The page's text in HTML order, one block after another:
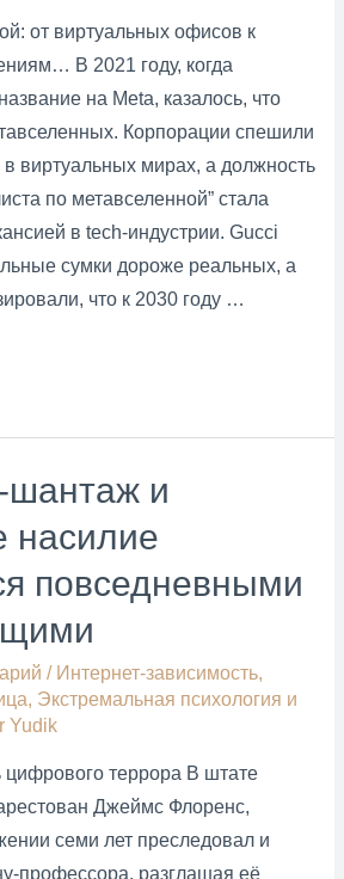
от виртуальных офисов к
В 2021 году, когда
на Meta, казалось, что
Корпорации спешили
в виртуальных мирах, а должность
по метавселенной” стала
в tech-индустрии. Gucci
сумки дороже реальных, а
что к 2030 году …
шантаж и
насилие
повседневными
/ Интернет-зависимость,
, Экстремальная психология и
Yudik
цифрового террора В штате
Джеймс Флоренс,
семи лет преследовал и
профессора, разглашая её